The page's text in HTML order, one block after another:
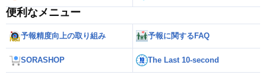
便利なメニュー
予報精度向上の取り組み 予報に関するFAQ
SORASHOP The Last 10-second